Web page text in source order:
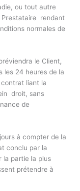
ou tout autre
Prestataire rendant
normales de
le Client,
les 24 heures de la
liant la
droit, sans
de
à compter de la
conclu par la
la partie la plus
prétendre à